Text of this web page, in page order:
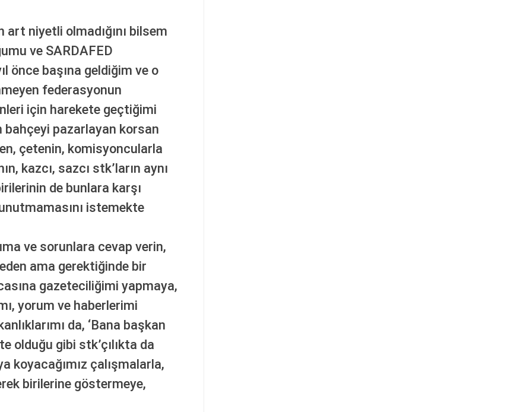
niyetli olmadığını bilsem
ve SARDAFED
önce başına geldiğim ve o
federasyonun
için harekete geçtiğimi
bahçeyi pazarlayan korsan
çetenin, komisyoncularla
kazcı, sazcı stk’ların aynı
de bunlara karşı
istemekte
ve sorunlara cevap verin,
ama gerektiğinde bir
gazeteciliğimi yapmaya,
yorum ve haberlerimi
da, ‘Bana başkan
olduğu gibi stk’çılıkta da
koyacağımız çalışmalarla,
birilerine göstermeye,